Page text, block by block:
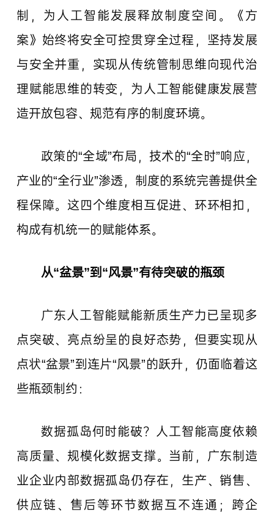
制，为人工智能发展释放制度空间。《方
案》始终将安全可控贯穿全过程，坚持发展
与安全并重，实现从传统管制思维向现代治
理赋能思维的转变，为人工智能健康发展营
造开放包容、规范有序的制度环境。
政策的“全域”布局，技术的“全时”响应，
产业的“全行业”渗透，制度的系统完善提供全
程保障。这四个维度相互促进、环环相扣，
构成有机统一的赋能体系。
从“盆景”到“风景”有待突破的瓶颈
广东人工智能赋能新质生产力已呈现多
点突破、亮点纷呈的良好态势，但要实现从
点状“盆景”到连片“风景”的跃升，仍面临着这
些瓶颈制约：
数据孤岛何时能破？人工智能高度依赖
高质量、规模化数据支撑。当前，广东制造
业企业内部数据孤岛仍存在，生产、销售、
供应链、售后等环节数据互不连通；跨企